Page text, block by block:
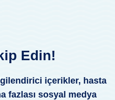
Edin!
içerikler, hasta
fazlası sosyal medya